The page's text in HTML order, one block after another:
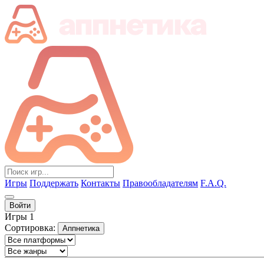
Игры Поддержать Контакты Правообладателям F.A.Q.
Войти
Игры 1
Сортировка:
Аппнетика